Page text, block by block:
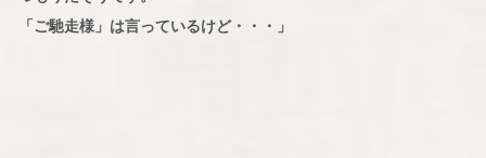
「ご馳走様」は言っているけど・・・」